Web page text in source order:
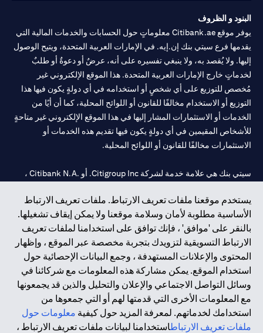
يستخدم موقعنا ملفات تعريف الارتباط. ملفات تعريف الارتباط
الأساسية مطلوبة لأمان وسلامة موقعنا ولا يمكن إيقاف تشغيلها.
بالنقر على 'موافق' ، فإنك توافق على استخدامنا لملفات تعريف
الارتباط التسويقية لتزويدك بتجربة مخصصة عبر الموقع ، وإظهار
المحتوى والإعلانات المستهدفة ، وجمع البيانات الإحصائية حول
استخدام الموقع. يمكن مشاركة هذه المعلومات مع شركائنا في
وسائل التواصل الاجتماعي والإعلان والتحليل والذين قد يجمعونها
مع المعلومات الأخرى التي قدمتها لهم أو التي جمعوها من
استخدامك لخدماتهم. لمعرفة المزيد حول كيفية معلومات حول
ملفات تعريف الارتباطاستخدامنا لبيانات ملفات تعريف الارتباط ،
البنود و الظروف
يوفر موقع Citibank.ae معلوماتٍ حول الحسابات والخدمات المالية التي
يقدمها فرع سيتي بنك إن.إيه. في الإمارات العربية المتحدة، ويتيح الوصول
إليها. ولا يُقصد به، ولا ينبغي تفسيره على أنه، عرضٌ أو دعوةٌ أو طلبٌ
لخدماتٍ خارج الإمارات العربية المتحدة. هذا الموقع الإلكتروني غير
مُخصص للتوزيع على أي شخصٍ أو استخدامه في أي دولةٍ يكون فيها هذا
التوزيع أو الاستخدام مخالفًا للقانون أو اللوائح المحلية، كما أن أيًا من
الخدمات أو الاستثمارات المشار إليها في هذا الموقع الإلكتروني غير متاحةٍ
للأشخاص المقيمين في أي دولةٍ يكون فيها تقديم هذه الخدمات أو
الاستثمارات مخالفًا للقانون أو اللوائح المحلية.
سيتي بنك هي علامة خدمة لشركة Citigroup Inc. أو .Citibank N.A ،
سيتي بنك إن. إيه. الإمارات مسجل لدى مصرف الإمارات المركزي تحت
أرقام التراخيص 202563 لفرع الوصل في دبي، 531989 لفرع مول
الإمارات في دبي، وCN-1002019لفرع أبوظبي. هاتف: 4000 311 04.
فرع سيتي بنك إن إيه - الإمارات العربية المتحدة مرخص من مصرف
الإمارات العربية المتحدة المركزي كفرع لبنك أجنبي.
سيتي بنك إن إيه الإمارات العربية المتحدة مرخص من هيئة الأوراق المالية
والسلع في الإمارات العربية المتحدة ("SCA") للقيام بالنشاط المالي لـ أ)
الاستشارات المالية والتعريف والترويج بموجب ترخيص رقم
20200000097 ب) وسيط تداول في الأسواق الدولية بموجب ترخيص